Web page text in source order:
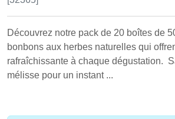
Découvrez notre pack de 20 boîtes de
bonbons aux herbes naturelles qui
rafraîchissante à chaque dégustation.
mélisse pour un instant ...